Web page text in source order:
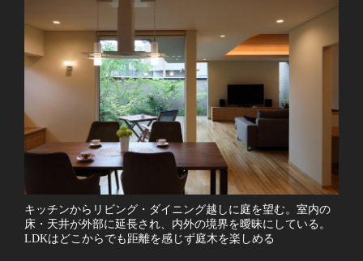
キッチンからリビング・ダイニング越しに庭を望む。室内の
床・天井が外部に延長され、内外の境界を曖昧にしている。
LDKはどこからでも距離を感じず庭木を楽しめる